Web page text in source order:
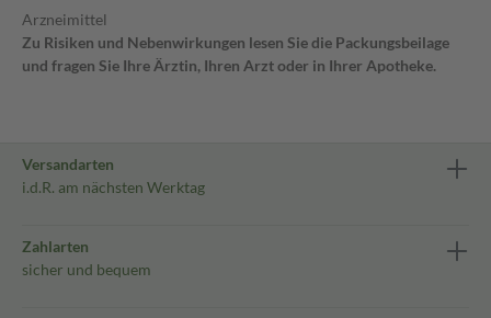
Arzneimittel
Zu Risiken und Nebenwirkungen lesen Sie die Packungsbeilage
und fragen Sie Ihre Ärztin, Ihren Arzt oder in Ihrer Apotheke.
Versandarten
i.d.R. am nächsten Werktag
Zahlarten
sicher und bequem